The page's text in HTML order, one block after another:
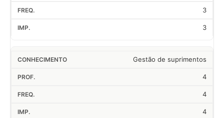
3
3
Gestão de suprimentos
4
4
4